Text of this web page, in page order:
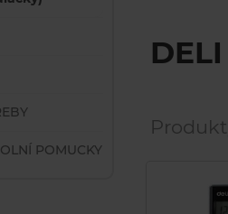
DELI
POMUCKY